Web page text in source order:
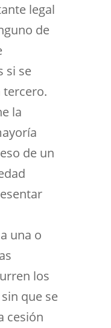
legal
de
si se
la
de un
una o
los
que se
cesión